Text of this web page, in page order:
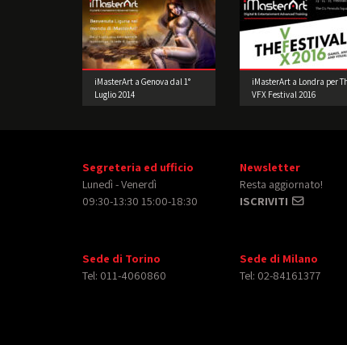
iMasterArt a Genova dal 1°
Luglio 2014
iMasterArt a Londra per
VFX Festival 2016
Segreteria ed ufficio
Lunedì - Venerdì
09:30-13:30 15:00-18:30
Newsletter
Resta aggiornato!
ISCRIVITI
Sede di Torino
Tel: 011-4060860
Sede di Milano
Tel: 02-84161377